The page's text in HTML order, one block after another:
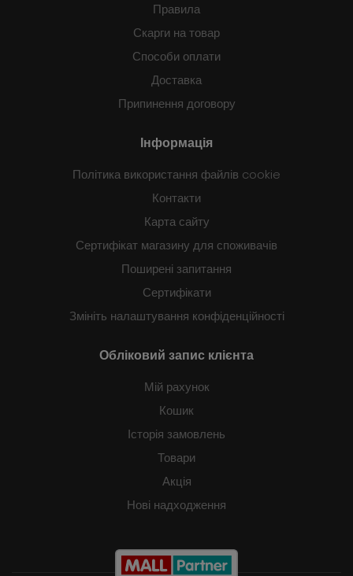
Правила
Скарги на товар
Способи оплати
Доставка
Припинення договору
Інформація
Політика використання файлів cookie
Контакти
Карта сайту
Сертифікат магазину для споживачів
Поширені запитання
Сертифікати
Змініть налаштування конфіденційності
Обліковий запис клієнта
Мій рахунок
Кошик
Історія замовлень
Товари
Акція
Нові надходження